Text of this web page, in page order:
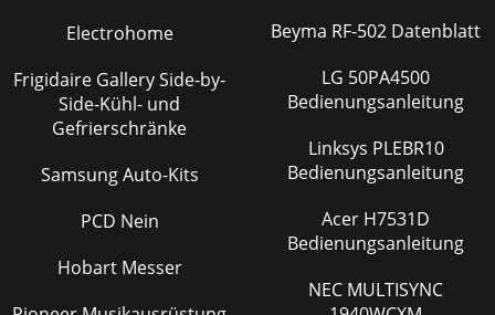
Electrohome
Frigidaire Gallery Side-by-
Side-Kühl- und
Gefrierschränke
Samsung Auto-Kits
PCD Nein
Hobart Messer
Beyma RF-502 Datenblatt
LG 50PA4500
Bedienungsanleitung
Linksys PLEBR10
Bedienungsanleitung
Acer H7531D
Bedienungsanleitung
NEC MULTISYNC